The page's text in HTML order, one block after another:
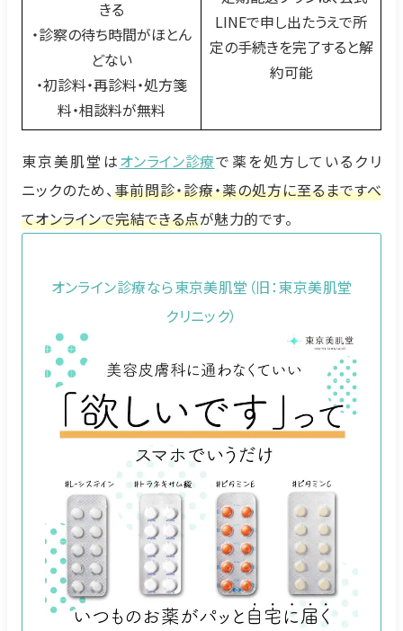
きる
・診察の待ち時間がほとん
どない
・初診料・再診料・処方箋
料・相談料が無料
LINEで申し出たうえで所
定の手続きを完了すると解
約可能
東京美肌堂はオンライン診療で薬を処方しているクリ
ニックのため、事前問診・診療・薬の処方に至るまですべ
てオンラインで完結できる点が魅力的です。
オンライン診療なら東京美肌堂（旧：東京美肌堂
クリニック）